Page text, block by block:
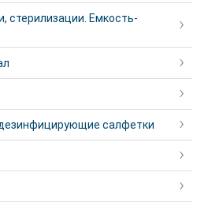
стерилизации. Емкость-
салфетки